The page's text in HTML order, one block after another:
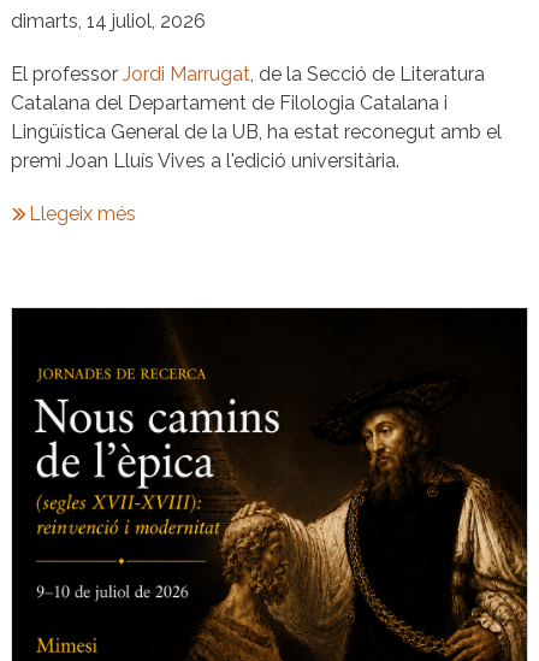
dimarts, 14 juliol, 2026
El professor Jordi Marrugat , de la Secció de Literatura
Catalana del Departament de Filologia Catalana i
Lingüística General de la UB, ha estat reconegut amb el
premi Joan Lluís Vives a l'edició universitària.
Llegeix més